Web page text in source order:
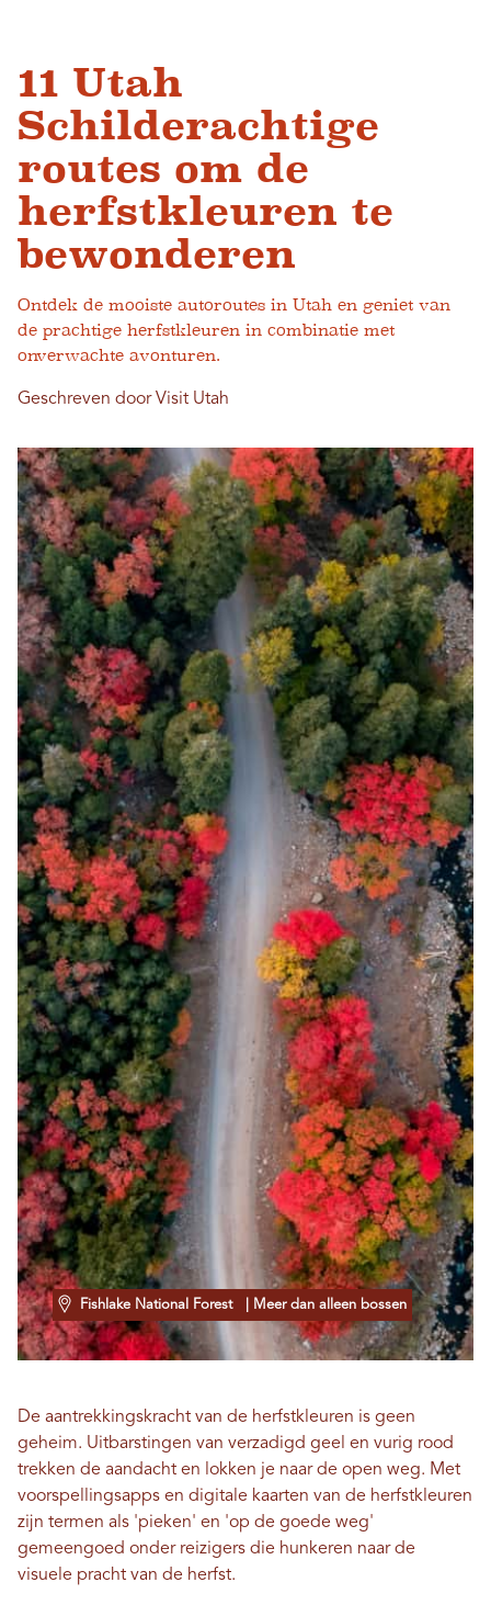
11 Utah
Schilderachtige
routes om de
herfstkleuren te
bewonderen
Ontdek de mooiste autoroutes in Utah en geniet van
de prachtige herfstkleuren in combinatie met
onverwachte avonturen.
Geschreven door Visit Utah
Fishlake National Forest | Meer dan alleen bossen
De aantrekkingskracht van de herfstkleuren is geen
geheim. Uitbarstingen van verzadigd geel en vurig rood
trekken de aandacht en lokken je naar de open weg. Met
voorspellingsapps en digitale kaarten van de herfstkleuren
zijn termen als 'pieken' en 'op de goede weg'
gemeengoed onder reizigers die hunkeren naar de
visuele pracht van de herfst.